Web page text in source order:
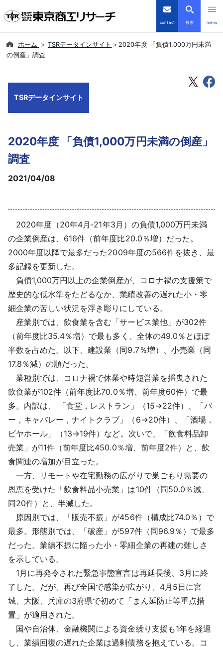
contact 検索 menu
導入事例
採用情報
English
ホーム TSRデータインサイト
2020年度 「負債1,000万円未満
の倒産」調査
TSRデータインサイト
2020年度 「負債1,000万円未満の倒産」
調査
2021/04/08
2020年度（20年4月‐21年3月）の負債1,000万円未満
の企業倒産は、616件（前年度比20.0％増）だった。
2000年度以降で最多だった2009年度の566件を抜き、最
多記録を更新した。
負債1,000万円以上の企業倒産が、コロナ禍の支援策で
歴史的な低水準をたどるなか、業績改善の遅れた小・零
細企業の苦しい状況を浮き彫りにしている。
産業別では、飲食業を含む「サービス業他」が302件
（前年度比35.4％増）で最も多く、全体の49.0％とほぼ
半数を占めた。以下、建設業（同9.7％増）、小売業（同
17.8％減）の順だった。
業種別では、コロナ禍で休業や時短営業を揺曳された
飲食業が102件（前年度比70.0％増、前年度60件）で最
多。内訳は、 「食堂，レストラン」（15→22件）、「バ
ー，キャバレー，ナイトクラブ」（6→20件）、「酒場，
ビヤホール」（13→19件）など。次いで、「飲食料品卸
売業」が11件（前年度比450.0％増、前年度2件）と、飲
食関連の増加が目立った。
一方、リモートや在宅勤務の広がりで巣ごもり需要の
恩恵を受けた「飲食料品小売業」は10件（同50.0％減、
同20件）と、半減した。
原因別では、「販売不振」が456件（構成比74.0％）で
最多。形態別では、「破産」が597件（同96.9％）で最多
だった。業績不振に陥った小・零細企業の再建の難しさ
を示している。
1月に再発令された緊急事態宣言は再延長後、3月に終
了した。だが、再び全国で感染が広がり、4月5日に宮
城、大阪、兵庫の3府県で初めて「まん延防止等重点措
置」が適用された。
国や自治体、金融機関による資金繰り支援も1年を経過
し、業績回復の遅れた企業は過剰債務を抱えている。コ